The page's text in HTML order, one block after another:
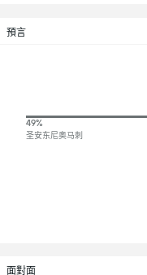
預言
49%
圣安东尼奥马刺
面對面